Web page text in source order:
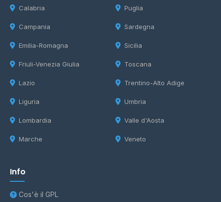
Calabria
Campania
Emilia-Romagna
Friuli-Venezia Giulia
Lazio
Liguria
Lombardia
Marche
Puglia
Sardegna
Sicilia
Toscana
Trentino-Alto Adige
Umbria
Valle d'Aosta
Veneto
Info
Cos'è il GPL